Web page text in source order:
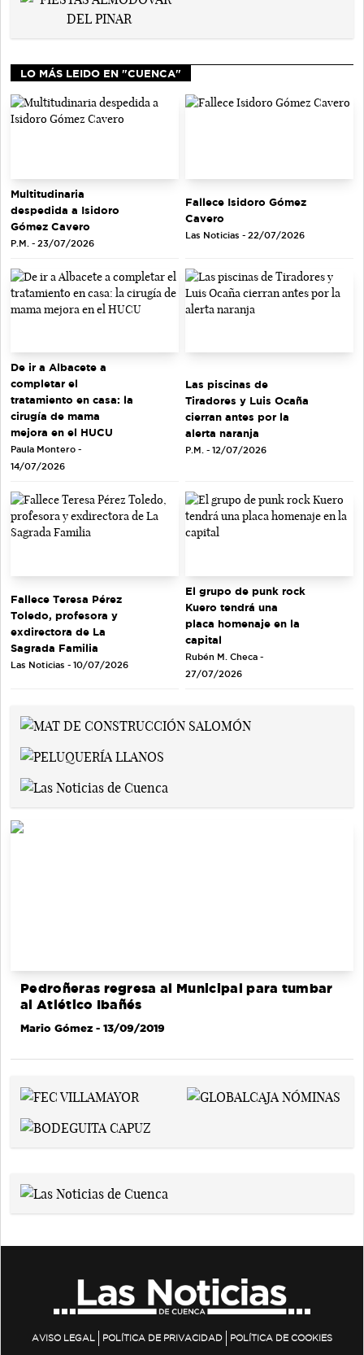
LO MÁS LEIDO EN "CUENCA"
Multitudinaria
despedida a Isidoro
Gómez Cavero
P.M. - 23/07/2026
Fallece Isidoro Gómez
Cavero
Las Noticias - 22/07/2026
De ir a Albacete a
completar el
tratamiento en casa: la
cirugía de mama
mejora en el HUCU
Paula Montero -
14/07/2026
Las piscinas de
Tiradores y Luis Ocaña
cierran antes por la
alerta naranja
P.M. - 12/07/2026
Fallece Teresa Pérez
Toledo, profesora y
exdirectora de La
Sagrada Familia
Las Noticias - 10/07/2026
El grupo de punk rock
Kuero tendrá una
placa homenaje en la
capital
Rubén M. Checa -
27/07/2026
Pedroñeras regresa al Municipal para tumbar
al Atlético Ibañés
Mario Gómez - 13/09/2019
AVISO LEGAL POLÍTICA DE PRIVACIDAD POLÍTICA DE COOKIES